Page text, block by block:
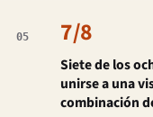
05 7/8
Siete de los
unirse a una
combinación